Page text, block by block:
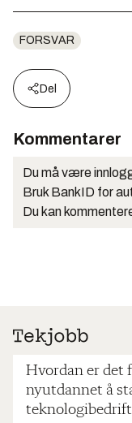
FORSVAR
Del
Kommentarer
Du må være
Bruk BankID for
Du kan
Hvordan er det
nyutdannet å